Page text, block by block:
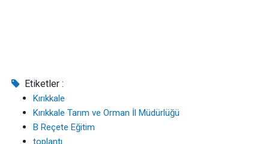
Etiketler :
Kırıkkale
Kırıkkale Tarım ve Orman İl Müdürlüğü
B Reçete Eğitim
toplantı